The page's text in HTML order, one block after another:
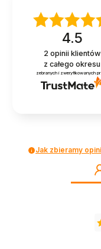
4.5
2 opinii klientów
z całego okresu
zebranych i zweryfikowanych
Jak zbieramy